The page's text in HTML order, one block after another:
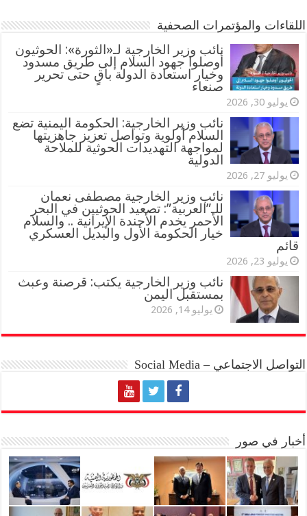
اللقاءات والمؤتمرات الصحفية
‏نائب وزير الخارجية لـ«الثورة»: الحوثيون
أوصلوا جهود السلام إلى طريق مسدود
وخيار استعادة الدولة باقٍ حتى تحرير
صنعاء
يوليو 30, 2026
نائب وزير الخارجية: الحكومة اليمنية تضع
السلام أولوية وتواصل تعزيز جاهزيتها
لمواجهة التهديدات الحوثية للملاحة
الدولية
يوليو 27, 2026
نائب وزير الخارجية مصطفى نعمان
للـ”العربية”: تصعيد الحوثيين في البحر
الأحمر يخدم الأجندة الإيرانية .. والسلام
خيار الحكومة الأول والبديل العسكري
قائم
يوليو 23, 2026
نائب وزير الخارجية يكتب: قرصنة وعبث
بمستقبل اليمن
يوليو 14, 2026
التواصل الاجتماعي – Social Media
أخبار في صور